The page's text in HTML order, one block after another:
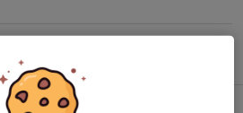
handbollssäsong!